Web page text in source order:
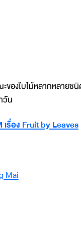
งใบไม้หลากหลายชนิ
วัน
เรื่อง Fruit by Leaves
Mai